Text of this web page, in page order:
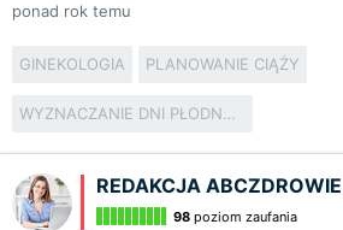
ponad rok temu
GINEKOLOGIA PLANOWANIE CIĄŻY
WYZNACZANIE DNI PŁODNYCH
REDAKCJA ABCZDROWIE
98 poziom zaufania